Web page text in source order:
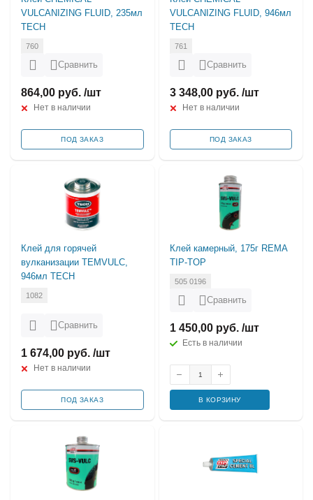
VULCANIZING FLUID, 235мл
TECH
760
Сравнить
864,00 руб. /шт
Нет в наличии
ПОД ЗАКАЗ
VULCANIZING FLUID, 946мл
TECH
761
Сравнить
3 348,00 руб. /шт
Нет в наличии
ПОД ЗАКАЗ
Клей для горячей
вулканизации TEMVULC,
946мл TECH
1082
Сравнить
1 674,00 руб. /шт
Нет в наличии
ПОД ЗАКАЗ
Клей камерный, 175г REMA
TIP-TOP
505 0196
Сравнить
1 450,00 руб. /шт
Есть в наличии
В КОРЗИНУ